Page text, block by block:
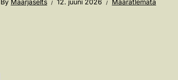
By Maarjaselts 12. juuni 2026 Määratlemata